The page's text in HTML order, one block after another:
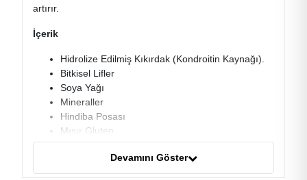
artırır.
İçerik
Hidrolize Edilmiş Kıkırdak (Kondroitin Kaynağı).
Bitkisel Lifler
Soya Yağı
Mineraller
Hindiba Posası
Mısır Gluten
Hayvansal Yağlar
Kurutulmuş Kümes Hayvanları Eti
Kadife Çiçeği Özü (Lutein Kaynağı)
Devamını Göster